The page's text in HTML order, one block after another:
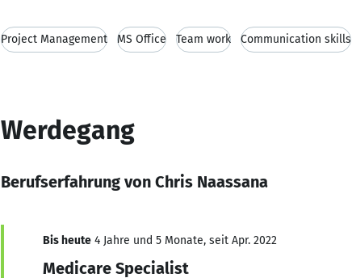
Project Management MS Office Team work Communication skills
Werdegang
Berufserfahrung von Chris Naassana
Bis heute 4 Jahre und 5 Monate, seit Apr. 2022
Medicare Specialist